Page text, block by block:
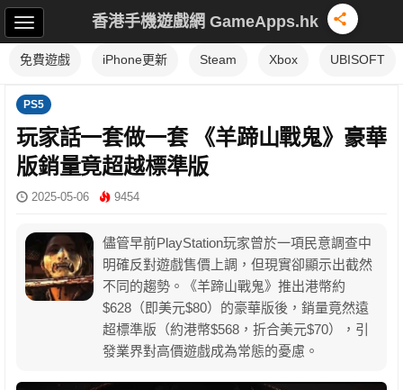
香港手機遊戲網 GameApps.hk
免費遊戲 iPhone更新 Steam Xbox UBISOFT
PS5
玩家話一套做一套 《羊蹄山戰鬼》豪華
版銷量竟超越標準版
2025-05-06 9454
儘管早前PlayStation玩家曾於一項民意調查中
明確反對遊戲售價上調，但現實卻顯示出截然
不同的趨勢。《羊蹄山戰鬼》推出港幣約
$628（即美元$80）的豪華版後，銷量竟然遠
超標準版（約港幣$568，折合美元$70），引
發業界對高價遊戲成為常態的憂慮。